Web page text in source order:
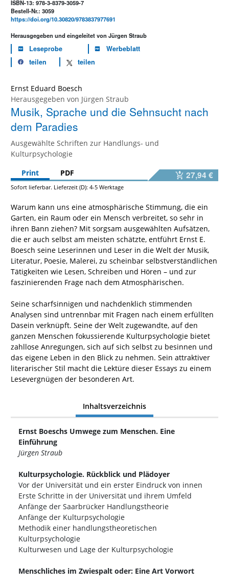
ISBN-13: 978-3-8379-3059-7
Bestell-Nr.: 3059
https://doi.org/10.30820/9783837977691
Herausgegeben und eingeleitet von Jürgen Straub
Leseprobe
Werbeblatt
teilen
teilen
Ernst Eduard Boesch
Herausgegeben von Jürgen Straub
Musik, Sprache und die Sehnsucht nach
dem Paradies
Ausgewählte Schriften zur Handlungs- und
Kulturpsychologie
Print
PDF 27,94 €
Sofort lieferbar. Lieferzeit (D): 4-5 Werktage
Warum kann uns eine atmosphärische Stimmung, die ein
Garten, ein Raum oder ein Mensch verbreitet, so sehr in
ihren Bann ziehen? Mit sorgsam ausgewählten Aufsätzen,
die er auch selbst am meisten schätzte, entführt Ernst E.
Boesch seine Leserinnen und Leser in die Welt der Musik,
Literatur, Poesie, Malerei, zu scheinbar selbstverständlichen
Tätigkeiten wie Lesen, Schreiben und Hören – und zur
faszinierenden Frage nach dem Atmosphärischen.
Seine scharfsinnigen und nachdenklich stimmenden
Analysen sind untrennbar mit Fragen nach einem erfüllten
Dasein verknüpft. Seine der Welt zugewandte, auf den
ganzen Menschen fokussierende Kulturpsychologie bietet
zahllose Anregungen, sich auf sich selbst zu besinnen und
das eigene Leben in den Blick zu nehmen. Sein attraktiver
literarischer Stil macht die Lektüre dieser Essays zu einem
Lesevergnügen der besonderen Art.
Inhaltsverzeichnis
Ernst Boeschs Umwege zum Menschen. Eine
Einführung
Jürgen Straub
Kulturpsychologie. Rückblick und Plädoyer
Vor der Universität und ein erster Eindruck von innen
Erste Schritte in der Universität und ihrem Umfeld
Anfänge der Saarbrücker Handlungstheorie
Anfänge der Kulturpsychologie
Methodik einer handlungstheoretischen
Kulturpsychologie
Kulturwesen und Lage der Kulturpsychologie
Menschliches im Zwiespalt oder: Eine Art Vorwort